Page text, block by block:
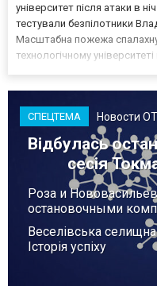
університет після атаки в
тестували безпілотники
Масштабна пожежа
технологічному
СПЕЦТЕМА Новости
Відбулась
сесія
Роза и
остановочными
Веселівська
Історія успіху